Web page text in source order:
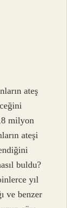
ateş
milyon
ateşi
buldu?
yıl
ve benzer